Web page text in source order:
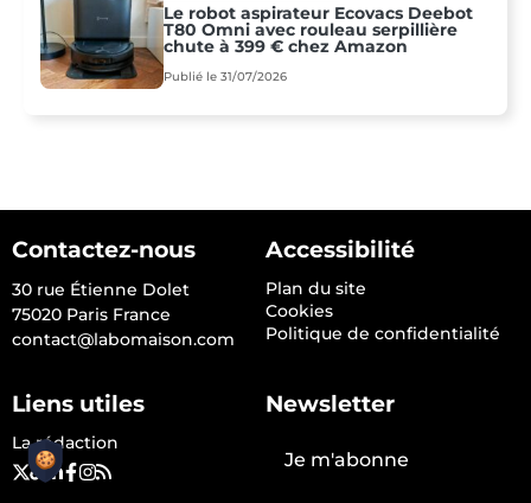
Le robot aspirateur Ecovacs Deebot
T80 Omni avec rouleau serpillière
chute à 399 € chez Amazon
Publié le 31/07/2026
Contactez-nous
30 rue Étienne Dolet
75020 Paris France
contact@labomaison.com
Accessibilité
Plan du site
Cookies
Politique de confidentialité
Liens utiles
La rédaction
Newsletter
Je m'abonne